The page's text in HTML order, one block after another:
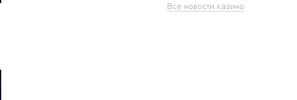
Все новости казино